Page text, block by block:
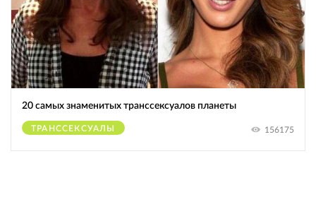
20 самых знаменитых транссексуалов планеты
ТРАНССЕКСУАЛЫ 156175